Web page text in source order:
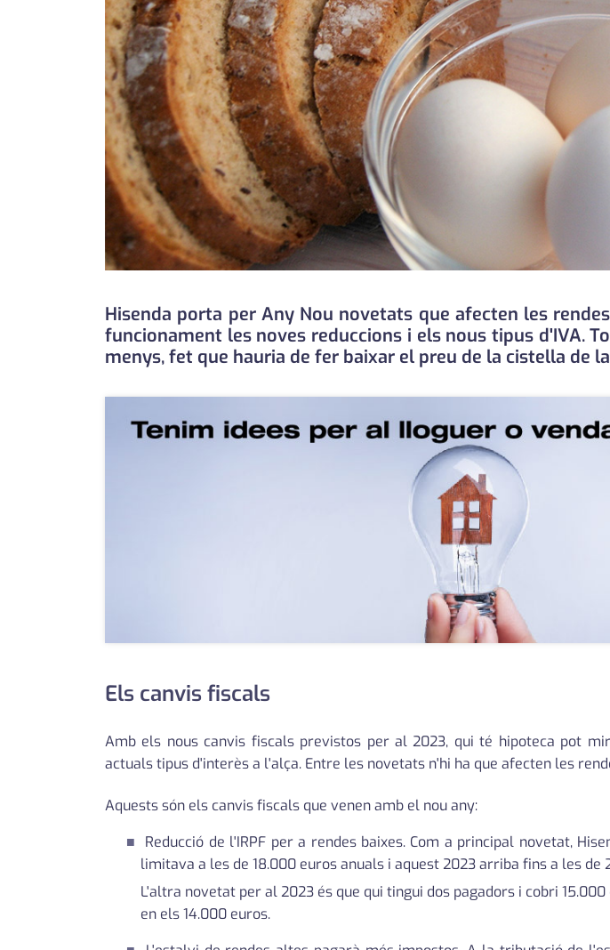
Hisenda porta per Any Nou novetats que afecten les
funcionament les noves reduccions i els nous tipus d'IVA.
menys, fet que hauria de fer baixar el preu de la cistella de
Els canvis fiscals
Amb els nous canvis fiscals previstos per al 2023, qui té hipoteca pot
actuals tipus d'interès a l'alça. Entre les novetats n'hi ha que afecten les
Aquests són els canvis fiscals que venen amb el nou any:
Reducció de l'IRPF per a rendes baixes. Com a principal novetat,
limitava a les de 18.000 euros anuals i aquest 2023 arriba fins a les de
L'altra novetat per al 2023 és que qui tingui dos pagadors i cobri
en els 14.000 euros.